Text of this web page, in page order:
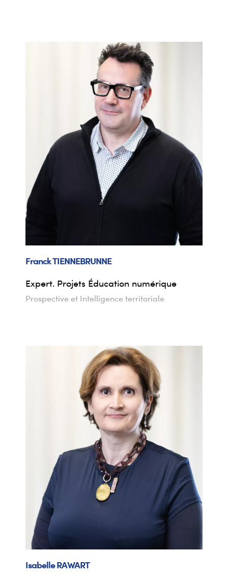
FranckTIENNEBRUNNE
Expert. Projets Éducation numérique
Prospective et Intelligence territoriale
IsabelleRAWART